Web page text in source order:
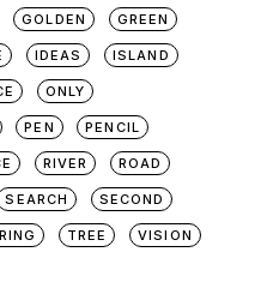
GOLDEN GREEN
IDEAS ISLAND
ONLY
PEN PENCIL
RIVER ROAD
SEARCH SECOND
TREE VISION